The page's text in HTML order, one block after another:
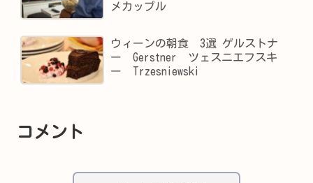
メカップル
ウィーンの朝食 3選 ゲルストナ
ー Gerstner ツェスニエフスキ
ー Trzesniewski
コメント